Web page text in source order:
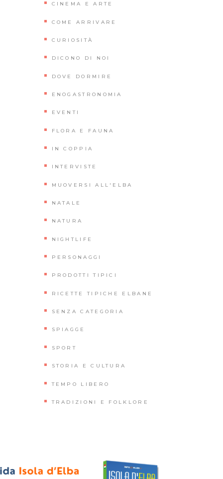
CINEMA E ARTE
COME ARRIVARE
CURIOSITÀ
DICONO DI NOI
DOVE DORMIRE
ENOGASTRONOMIA
EVENTI
FLORA E FAUNA
IN COPPIA
INTERVISTE
MUOVERSI ALL'ELBA
NATALE
NATURA
NIGHTLIFE
PERSONAGGI
PRODOTTI TIPICI
RICETTE TIPICHE ELBANE
SENZA CATEGORIA
SPIAGGE
SPORT
STORIA E CULTURA
TEMPO LIBERO
TRADIZIONI E FOLKLORE